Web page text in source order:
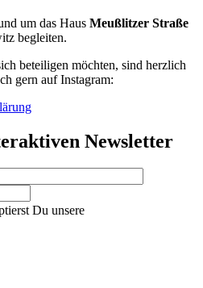
um das Haus Meußlitzer Straße
begleiten.
beteiligen möchten, sind herzlich
gern auf Instagram:
Newsletter
Du unsere